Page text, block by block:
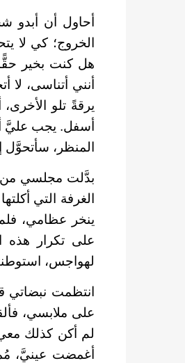
أحاول أن أبدو
الخروج؛ كي لا
هل كنت بخير
أنني أتناسى، لا
يرقةً تلو
أسفل. يجب عليَّ
المنظر، سأتحوَّل
بدَّلت مجلسي من
الغرفة التي
ينخر عظامي،
على تكرار هذه
لهواجس،
انتظمت نبضاتي
على ملابسي،
لم أكن كذلك
أغمضت عينيَّ،